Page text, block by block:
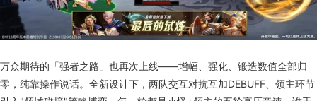
万众期待的「强者之路」也再次上线——增幅、强化、锻造数值全部归
零，纯靠操作说话。全新设计下，两队交互对抗互加DEBUFF、领主环节